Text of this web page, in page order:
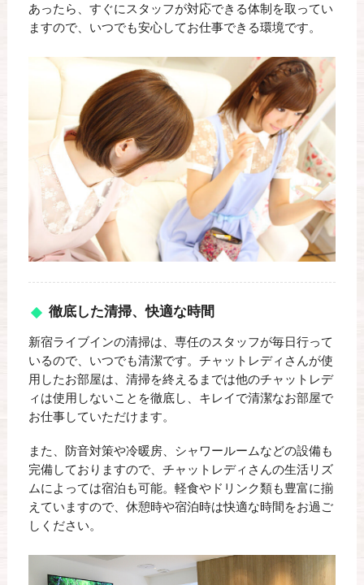
あったら、すぐにスタッフが対応できる体制を取ってい
ますので、いつでも安心してお仕事できる環境です。
徹底した清掃、快適な時間
新宿ライブインの清掃は、専任のスタッフが毎日行って
いるので、いつでも清潔です。チャットレディさんが使
用したお部屋は、清掃を終えるまでは他のチャットレデ
ィは使用しないことを徹底し、キレイで清潔なお部屋で
お仕事していただけます。
また、防音対策や冷暖房、シャワールームなどの設備も
完備しておりますので、チャットレディさんの生活リズ
ムによっては宿泊も可能。軽食やドリンク類も豊富に揃
えていますので、休憩時や宿泊時は快適な時間をお過ご
しください。